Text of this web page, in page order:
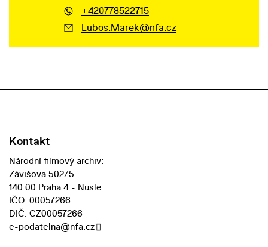
+420778522715
Lubos.Marek@nfa.cz
Kontakt
Národní filmový archiv:
Závišova 502/5
140 00 Praha 4 - Nusle
IČO: 00057266
DIČ: CZ00057266
e-podatelna@nfa.cz